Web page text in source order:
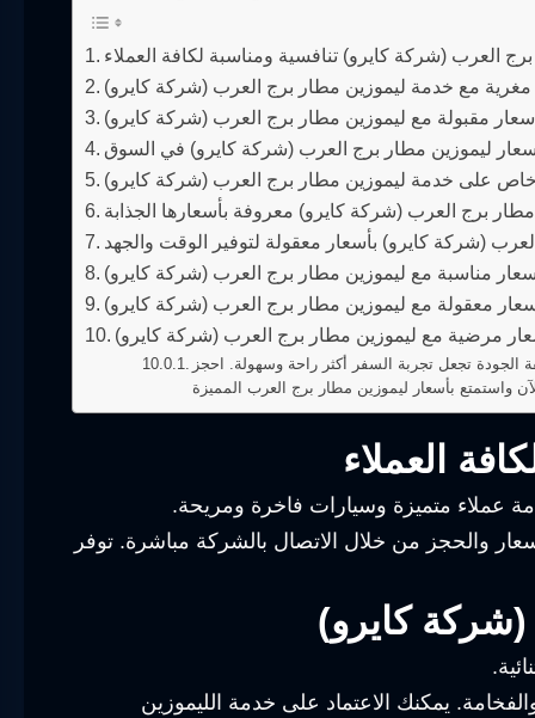
العرب (شركة كايرو) تنافسية ومناسبة لكافة العملاء
مغرية مع خدمة ليموزين مطار برج العرب (شركة كايرو)
مقبولة مع ليموزين مطار برج العرب (شركة كايرو)
ليموزين مطار برج العرب (شركة كايرو) في السوق
على خدمة ليموزين مطار برج العرب (شركة كايرو)
برج العرب (شركة كايرو) معروفة بأسعارها الجذابة
(شركة كايرو) بأسعار معقولة لتوفير الوقت والجهد
مناسبة مع ليموزين مطار برج العرب (شركة كايرو)
معقولة مع ليموزين مطار برج العرب (شركة كايرو)
مرضية مع ليموزين مطار برج العرب (شركة كايرو)
تجعل تجربة السفر أكثر راحة وسهولة. احجز
العملاء
عملاء متميزة وسيارات فاخرة ومريحة.
والحجز من خلال الاتصال بالشركة مباشرة. توفر
كايرو)
يمكنك الاعتماد على خدمة الليموزين